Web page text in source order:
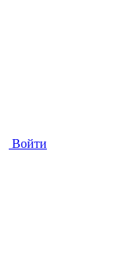
Войти